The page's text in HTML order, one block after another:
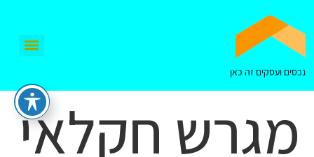
נכסים ועסקים זה כאן
מגרש חקלאי